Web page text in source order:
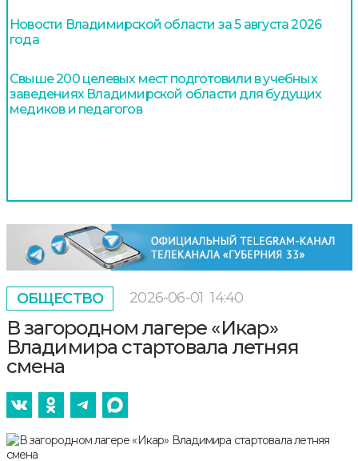
Новости Владимирской области за 5 августа 2026
года
Свыше 200 целевых мест подготовили в учебных
заведениях Владимирской области для будущих
медиков и педагогов
ОБЩЕСТВО 2026-06-01 14:40
В загородном лагере «Икар»
Владимира стартовала летняя
смена